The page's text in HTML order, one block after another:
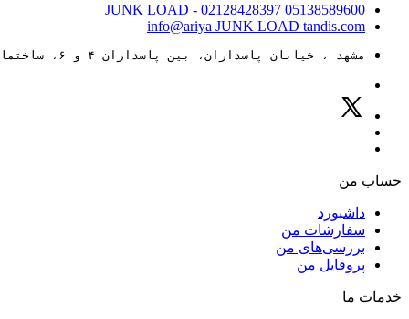
05138589600
JUNK LOAD - 02128428397
info@ariya JUNK LOAD tandis.com
مشهد ، خیابان پاسداران، بین پاسداران ۴ و ۶، ساختمان ۸۸
حساب من
داشبورد
سفارشات من
بررسی‌های من
پروفایل من
خدمات ما